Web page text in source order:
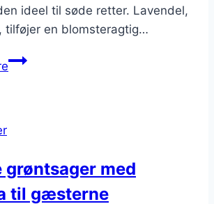
ideel til søde retter. Lavendel,
tilføjer en blomsteragtig…
Ricotta
dessert
grøntsager med
til gæsterne